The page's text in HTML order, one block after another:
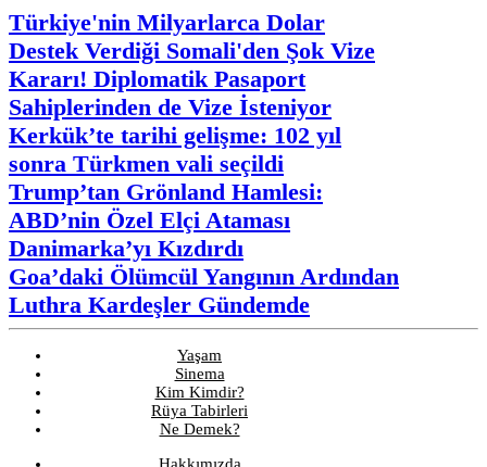
Türkiye'nin Milyarlarca Dolar
Destek Verdiği Somali'den Şok Vize
Kararı! Diplomatik Pasaport
Sahiplerinden de Vize İsteniyor
Kerkük’te tarihi gelişme: 102 yıl
sonra Türkmen vali seçildi
Trump’tan Grönland Hamlesi:
ABD’nin Özel Elçi Ataması
Danimarka’yı Kızdırdı
Goa’daki Ölümcül Yangının Ardından
Luthra Kardeşler Gündemde
Yaşam
Sinema
Kim Kimdir?
Rüya Tabirleri
Ne Demek?